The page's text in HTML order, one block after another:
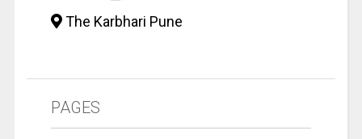
The Karbhari Pune
PAGES